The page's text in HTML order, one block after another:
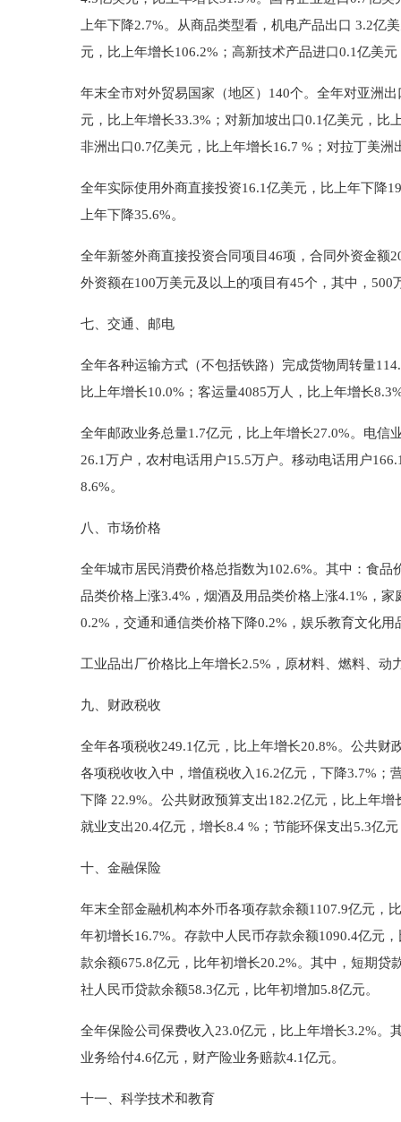
上年下降2.7%。从商品类型看，机电产品出口 3.2亿
元，比上年增长106.2%；高新技术产品进口0.1亿美
年末全市对外贸易国家（地区）140个。全年对亚洲
元，比上年增长33.3%；对新加坡出口0.1亿美元，比
非洲出口0.7亿美元，比上年增长16.7 %；对拉丁美洲
全年实际使用外商直接投资16.1亿美元，比上年下降
上年下降35.6%。
全年新签外商直接投资合同项目46项，合同外资金额
外资额在100万美元及以上的项目有45个，其中，500
七、交通、邮电
全年各种运输方式（不包括铁路）完成货物周转量
比上年增长10.0%；客运量4085万人，比上年增长
全年邮政业务总量1.7亿元，比上年增长27.0%。电信
26.1万户，农村电话用户15.5万户。移动电话用户
8.6%。
八、市场价格
全年城市居民消费价格总指数为102.6%。其中：食
品类价格上涨3.4%，烟酒及用品类价格上涨4.1%，
0.2%，交通和通信类价格下降0.2%，娱乐教育文化
工业品出厂价格比上年增长2.5%，原材料、燃料、动
九、财政税收
全年各项税收249.1亿元，比上年增长20.8%。公共财
各项税收收入中，增值税收入16.2亿元，下降3.7%；
下降 22.9%。公共财政预算支出182.2亿元，比上年
就业支出20.4亿元，增长8.4 %；节能环保支出5.3亿
十、金融保险
年末全部金融机构本外币各项存款余额1107.9亿元，
年初增长16.7%。存款中人民币存款余额1090.4亿元
款余额675.8亿元，比年初增长20.2%。其中，短期贷
社人民币贷款余额58.3亿元，比年初增加5.8亿元。
全年保险公司保费收入23.0亿元，比上年增长3.2%。
业务给付4.6亿元，财产险业务赔款4.1亿元。
十一、科学技术和教育